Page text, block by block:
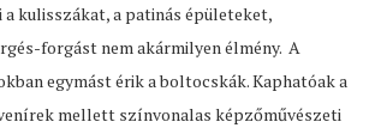
kulisszákat, a patinás épületeket,
forgást nem akármilyen élmény. A
egymást érik a boltocskák. Kaphatóak a
mellett színvonalas képzőművészeti